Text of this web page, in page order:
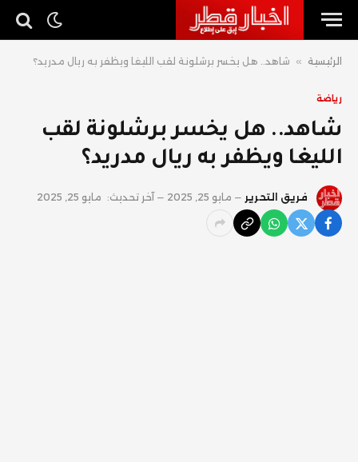
الرئيسية » شاهد.. هل يخسر برشلونة لقب الليغا ويظفر به ريال مدريد؟
رياضة
شاهد.. هل يخسر برشلونة لقب
الليغا ويظفر به ريال مدريد؟
فريق التحرير مايو 25, 2025 آخر تحديث: مايو 25, 2025